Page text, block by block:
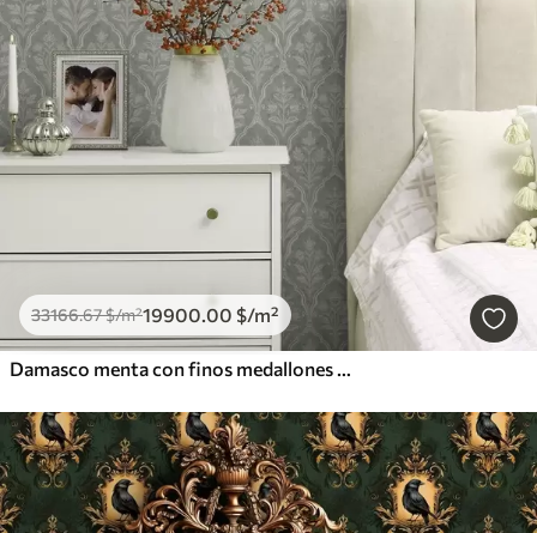
33166.67$/m²19900.00 $/m²
Damasco menta con finos medallones florales